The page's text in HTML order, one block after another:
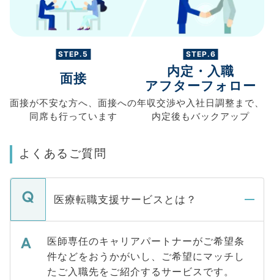
STEP.5
面接
面接が不安な方へ、 面接への
同席も行っています
STEP.6
内定・入職
アフターフォロー
年収交渉や入社日調整まで、
内定後もバックアップ
よくあるご質問
医療転職支援サービスとは？
医師専任のキャリアパートナーがご希望条
件などをおうかがいし、ご希望にマッチし
たご入職先をご紹介するサービスです。